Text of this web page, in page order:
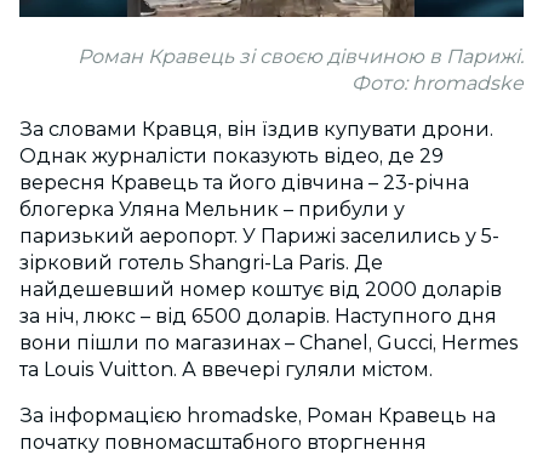
Роман Кравець зі своєю дівчиною в Парижі.
Фото: hromadske
За словами Кравця, він їздив купувати дрони.
Однак журналісти показують відео, де 29
вересня Кравець та його дівчина – 23-річна
блогерка Уляна Мельник – прибули у
паризький аеропорт. У Парижі заселились у 5-
зірковий готель Shangri-La Paris. Де
найдешевший номер коштує від 2000 доларів
за ніч, люкс – від 6500 доларів. Наступного дня
вони пішли по магазинах – Chanel, Gucci, Hermes
та Louis Vuitton. А ввечері гуляли містом.
За інформацією hromadske, Роман Кравець на
початку повномасштабного вторгнення